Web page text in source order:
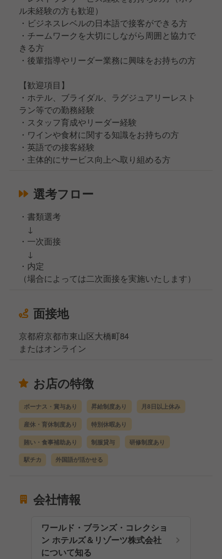
ル未経験の方も歓迎）
・ビジネスレベルの日本語で接客ができる方
・チームワークを大切にしながら周囲と協力で
きる方
・後輩指導やリーダー業務に興味をお持ちの方
【歓迎項目】
・ホテル、ブライダル、ラグジュアリーレスト
ラン等での勤務経験
・スタッフ育成やリーダー経験
・ワインや食材に関する知識をお持ちの方
・英語での接客経験
・主体的にサービス向上へ取り組める方
選考フロー
・書類選考
↓
・一次面接
↓
・内定
（場合によっては二次面接を実施いたします）
面接地
京都府京都市東山区大橋町84
またはオンライン
お店の特徴
ボーナス・賞与あり 昇給制度あり 月8日以上休み
産休・育休制度あり 特別休暇あり
賄い・食事補助あり 制服貸与 研修制度あり
駅チカ 外国語が活かせる
会社情報
ワールド・ブランズ・コレクショ
ン ホテルズ＆リゾーツ株式会社
について知る